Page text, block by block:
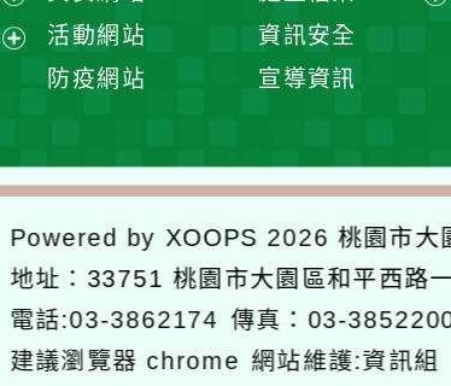
選
單
選
展
單
活動網站
防疫網站
資訊安全
宣導資訊
Powered by XOOPS 2026桃園市大
地址： 33751 桃園市大園區和平西路
電話:03-3862174 傳真：03-
建議瀏覽器 chrome 網站維護:資訊組